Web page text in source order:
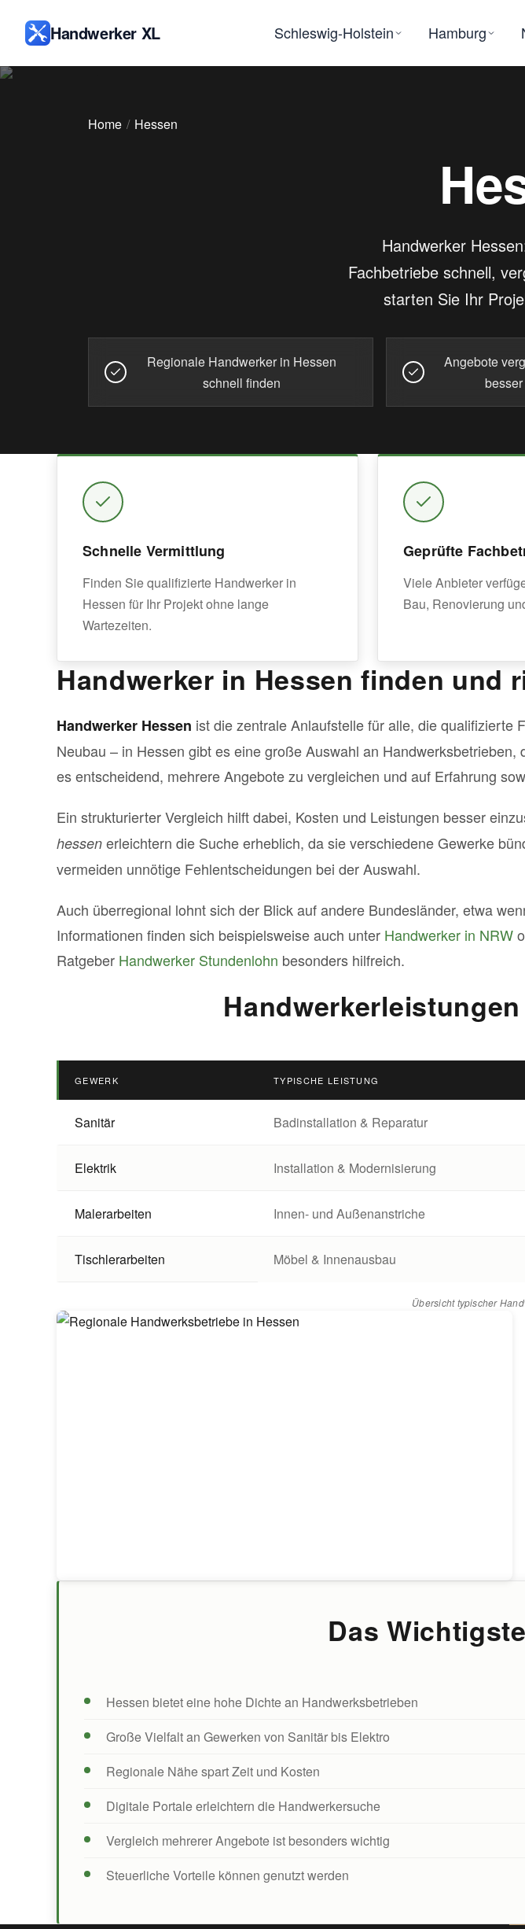
Handwerker XL Schleswig-Holstein Hamburg
Home Hessen
Handwerker
Fachbetriebe schnell,
starten Sie Ihr
Regionale Handwerker in Hessen
schnell finden
Angebote
Schnelle Vermittlung
Finden Sie qualifizierte Handwerker in
Hessen für Ihr Projekt ohne lange
Wartezeiten.
Geprüfte
Viele Anbieter
Bau, Renovierung
Handwerker in Hessen finden und
Handwerker Hessen ist die zentrale Anlaufstelle für alle, die qualifizierte
Neubau – in Hessen gibt es eine große Auswahl an
es entscheidend, mehrere Angebote zu vergleichen und auf Erfahrung
Ein strukturierter Vergleich hilft dabei, Kosten und Leistungen besser
hessen erleichtern die Suche erheblich, da sie verschiedene Gewerke
vermeiden unnötige Fehlentscheidungen bei der Auswahl.
Auch überregional lohnt sich der Blick auf andere Bundesländer, etwa
Informationen finden sich beispielsweise auch unter Handwerker in NRW
Ratgeber Handwerker Stundenlohn besonders hilfreich.
GEWERK TYPISCHE LEISTUNG
Sanitär Badinstallation & Reparatur
Elektrik Installation & Modernisierung
Malerarbeiten Innen- und Außenanstriche
Tischlerarbeiten Möbel & Innenausbau
Übersicht typischer
Das
Hessen bietet eine hohe Dichte an Handwerksbetrieben
Große Vielfalt an Gewerken von Sanitär bis Elektro
Regionale Nähe spart Zeit und Kosten
Digitale Portale erleichtern die Handwerkersuche
Vergleich mehrerer Angebote ist besonders wichtig
Steuerliche Vorteile können genutzt werden